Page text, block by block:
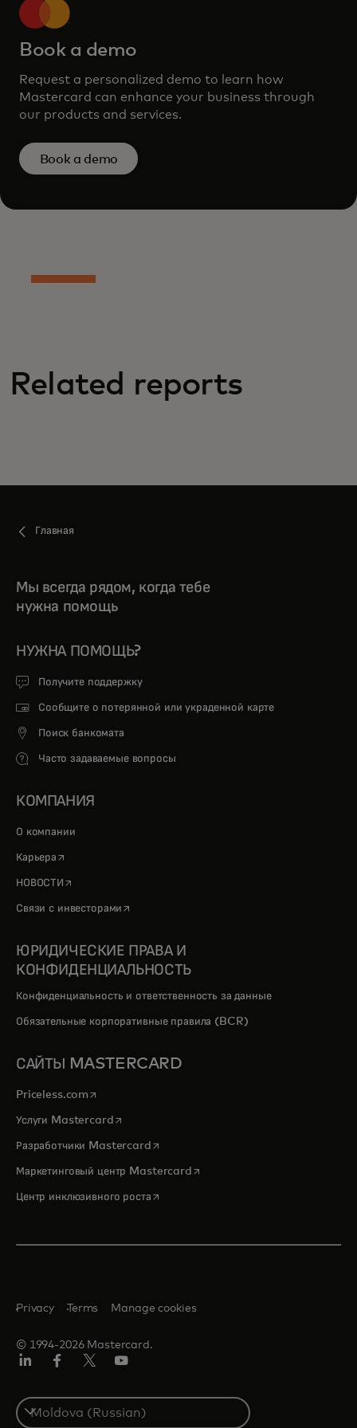
Book a demo
Request a personalized demo to learn how
Mastercard can enhance your business through
our products and services.
Book a demo
Related reports
Главная
Мы всегда рядом, когда тебе
нужна помощь
НУЖНА ПОМОЩЬ?
Получите поддержку
Сообщите о потерянной или украденной карте
Поиск банкомата
Часто задаваемые вопросы
КОМПАНИЯ
О компании
Карьера opens in a new tab
НОВОСТИ opens in a new tab
Связи с инвесторами opens in a new tab
ЮРИДИЧЕСКИЕ ПРАВА И
КОНФИДЕНЦИАЛЬНОСТЬ
Конфиденциальность и ответственность за данные
Обязательные корпоративные правила (BCR)
САЙТЫ MASTERCARD
Priceless.com opens in a new tab
Услуги Mastercardopens in a new tab
Разработчики Mastercardopens in a new tab
Маркетинговый центр Mastercardopens in a new tab
Центр инклюзивного ростаopens in a new tab
© 1994-2026 Mastercard.
Privacy Terms Manage cookies
Select
a